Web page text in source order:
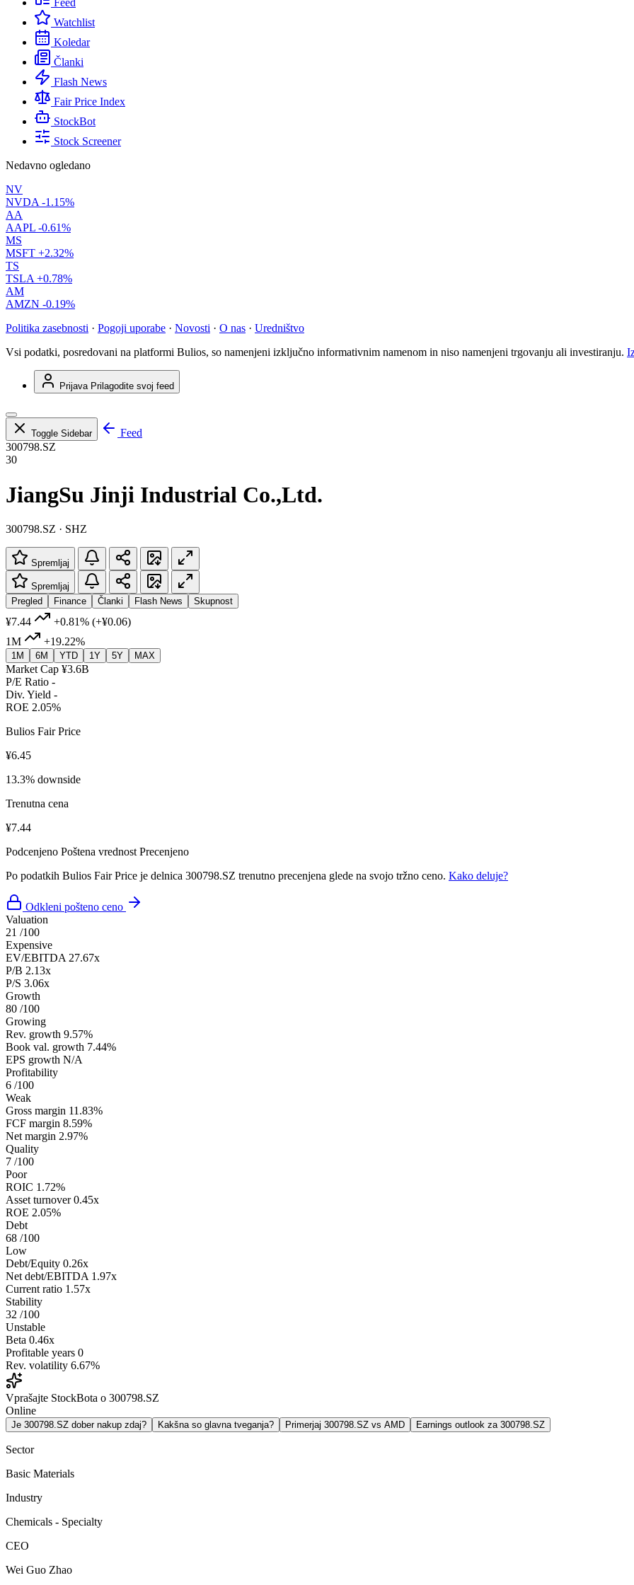
Feed
Watchlist
Koledar
Članki
Flash News
Fair Price Index
StockBot
Stock Screener
Nedavno ogledano
NV
NVDA -1.15%
AA
AAPL -0.61%
MS
MSFT +2.32%
TS
TSLA +0.78%
AM
AMZN -0.19%
Politika zasebnosti · Pogoji uporabe · Novosti · O nas · Uredništvo
Vsi podatki, posredovani na platformi Bulios, so namenjeni izključno informativnim namenom in niso namenjeni trgovanju ali investiranju.
Prijava Prilagodite svoj feed
Toggle Sidebar
Feed
300798.SZ
30
JiangSu Jinji Industrial Co.,Ltd.
300798.SZ · SHZ
Spremljaj
Spremljaj
Pregled
Finance Članki Flash News Skupnost
¥7.44 +0.81% (+¥0.06)
1M
+19.22%
1M 6M YTD 1Y 5Y MAX
Market Cap ¥3.6B
P/E Ratio -
Div. Yield -
ROE 2.05%
Bulios Fair Price
¥6.45
13.3% downside
Trenutna cena
¥7.44
Podcenjeno Poštena vrednost Precenjeno
Po podatkih Bulios Fair Price je delnica 300798.SZ trenutno precenjena glede na svojo tržno ceno. Kako deluje?
Odkleni pošteno ceno
Valuation
21 /100
Expensive
EV/EBITDA 27.67x
P/B 2.13x
P/S 3.06x
Growth
80 /100
Growing
Rev. growth 9.57%
Book val. growth 7.44%
EPS growth N/A
Profitability
6 /100
Weak
Gross margin 11.83%
FCF margin 8.59%
Net margin 2.97%
Quality
7 /100
Poor
ROIC 1.72%
Asset turnover 0.45x
ROE 2.05%
Debt
68 /100
Low
Debt/Equity 0.26x
Net debt/EBITDA 1.97x
Current ratio 1.57x
Stability
32 /100
Unstable
Beta 0.46x
Profitable years 0
Rev. volatility 6.67%
Vprašajte StockBota o 300798.SZ
Online
Je 300798.SZ dober nakup zdaj? Kakšna so glavna tveganja? Primerjaj 300798.SZ vs AMD Earnings outlook za 300798.SZ
Sector
Basic Materials
Industry
Chemicals - Specialty
CEO
Wei Guo Zhao